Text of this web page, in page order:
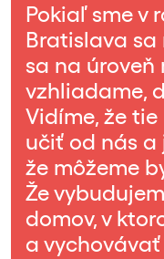
Pokiaľ sme v
Bratislava
sa na úroveň
vzhliadame,
Vidíme, že
učiť od nás a
že môžeme
Že
domov, v
a